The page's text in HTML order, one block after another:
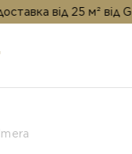
25 м² від Golden Tile